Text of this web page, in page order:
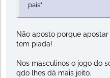
país"
Não aposto porque
tem piada!
Nos masculinos o jogo do
qdo lhes dá mais jeito.